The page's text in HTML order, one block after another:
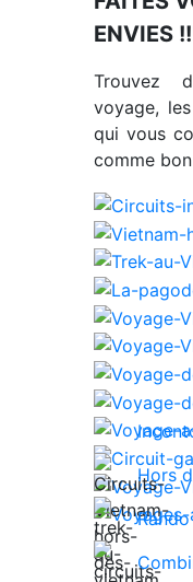
ENVIES
Trouvez
voyage,
qui vous
comme
Hors